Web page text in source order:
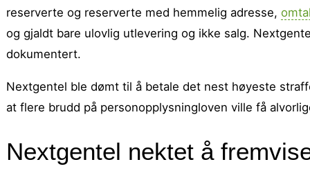
reserverte og reserverte med hemmelig adresse,
og gjaldt bare ulovlig utlevering og ikke salg.
dokumentert.
Nextgentel ble dømt til å betale det nest høyeste
at flere brudd på personopplysningloven ville få
Nextgentel nektet å